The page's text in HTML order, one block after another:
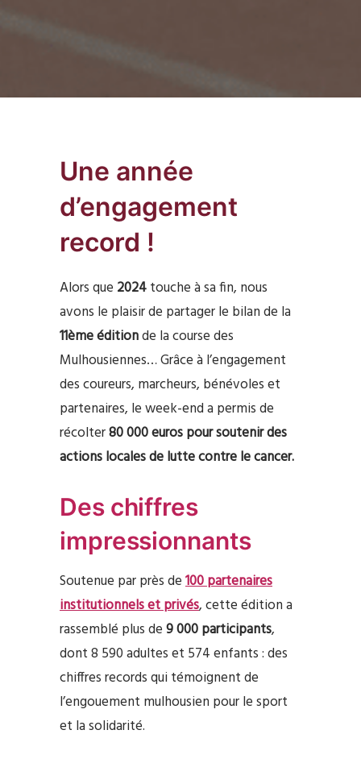
Une année
d’engagement
record !
Alors que 2024touche à sa fin, nous
avons le plaisir de partager le bilan de la
11ème éditionde la course des
Mulhousiennes… Grâce à l’engagement
des coureurs, marcheurs, bénévoles et
partenaires, le week-end a permis de
récolter80 000 euros poursoutenir des
actions localesde lutte contre le cancer.
Des chiffres
impressionnants
Soutenue par près de100 partenaires
institutionnels et privés, cette édition a
rassemblé plus de9 000 participants,
dont 8 590 adultes et 574 enfants : des
chiffres records qui témoignent de
l’engouement mulhousien pour le sport
et la solidarité.